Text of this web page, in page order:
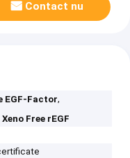
Contact nu
EGF-Factor,
Free rEGF